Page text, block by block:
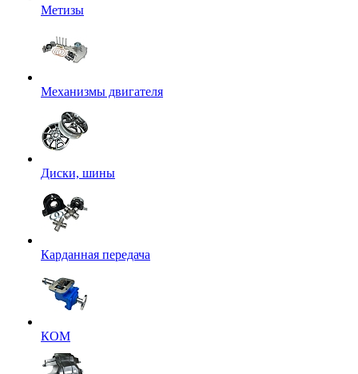
Метизы
Механизмы двигателя
Диски, шины
Карданная передача
КОМ